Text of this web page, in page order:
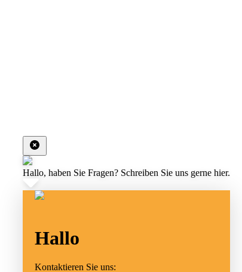
Hallo, haben Sie Fragen? Schreiben Sie uns gerne hier.
Hallo
Kontaktieren Sie uns: